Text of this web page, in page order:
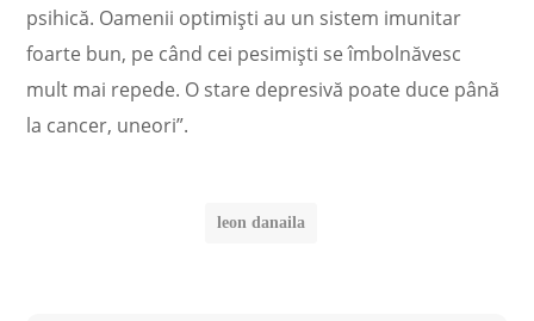
psihică. Oamenii optimiști au un sistem imunitar
foarte bun, pe când cei pesimiști se îmbolnăvesc
mult mai repede. O stare depresivă poate duce până
la cancer, uneori”.
leon danaila